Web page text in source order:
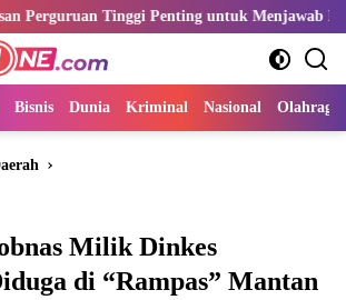
Penting untuk Menjawab Kebutuhan
Bisnis Dunia Kriminal Nasional Olahraga
Milik Dinkes
di “Rampas” Mantan